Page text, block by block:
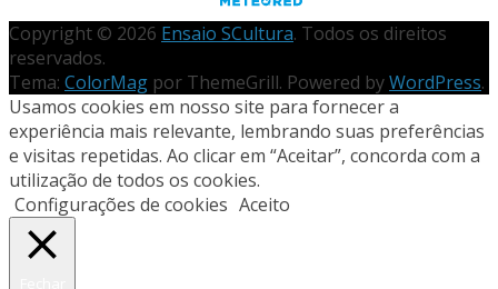
Copyright © 2026 Ensaio SCultura. Todos os direitos
reservados.
Tema: ColorMag por ThemeGrill. Powered byWordPress.
Usamos cookies em nosso site para fornecer a
experiência mais relevante, lembrando suas preferências
e visitas repetidas. Ao clicar em “Aceitar”, concorda com a
utilização de todos os cookies.
Configurações de cookies Aceito